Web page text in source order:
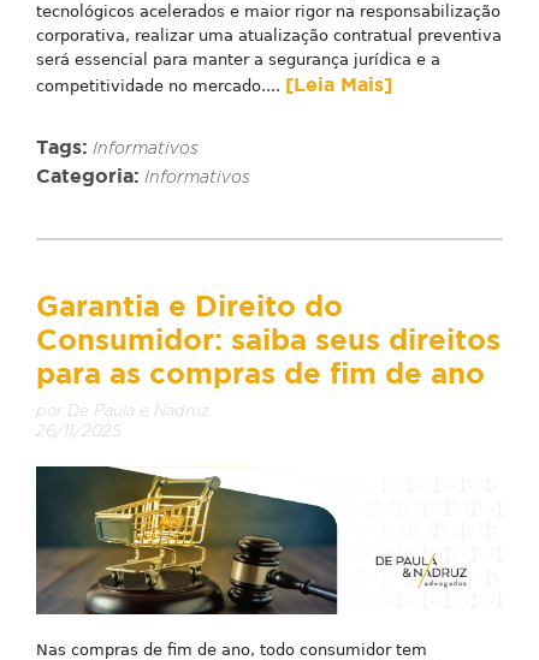
tecnológicos acelerados e maior rigor na responsabilização
corporativa, realizar uma atualização contratual preventiva
será essencial para manter a segurança jurídica e a
competitividade no mercado.... [Leia Mais]
Tags: Informativos
Categoria: Informativos
Garantia e Direito do
Consumidor: saiba seus direitos
para as compras de fim de ano
por De Paula e Nadruz
26/11/2025
Nas compras de fim de ano, todo consumidor tem